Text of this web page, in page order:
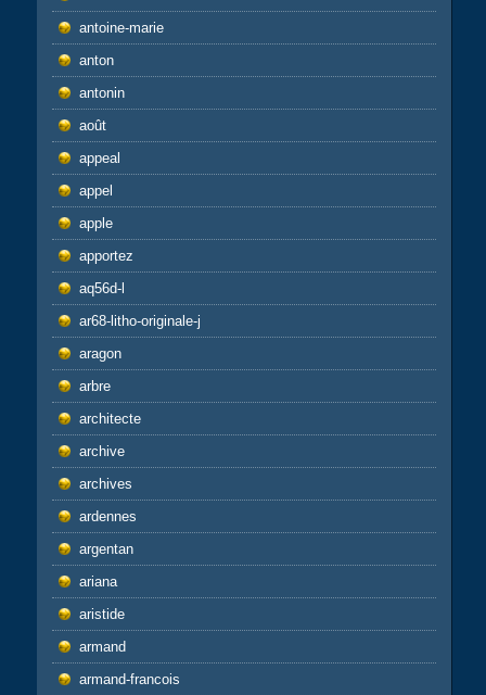
antoine-marie
anton
antonin
août
appeal
appel
apple
apportez
aq56d-l
ar68-litho-originale-j
aragon
arbre
architecte
archive
archives
ardennes
argentan
ariana
aristide
armand
armand-francois